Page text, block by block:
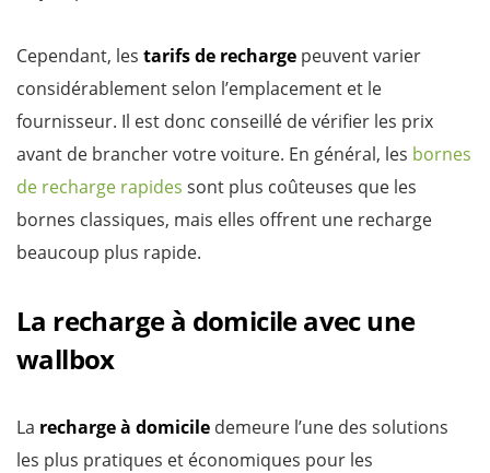
Cependant, les tarifs de recharge peuvent varier
considérablement selon l’emplacement et le
fournisseur. Il est donc conseillé de vérifier les prix
avant de brancher votre voiture. En général, les bornes
de recharge rapides sont plus coûteuses que les
bornes classiques, mais elles offrent une recharge
beaucoup plus rapide.
La recharge à domicile avec une
wallbox
La recharge à domicile demeure l’une des solutions
les plus pratiques et économiques pour les